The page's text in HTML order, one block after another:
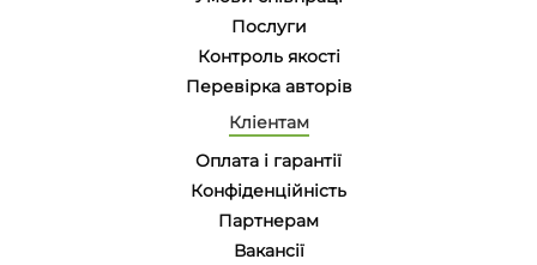
Послуги
Контроль якості
Перевірка авторів
Кліентам
Оплата і гарантії
Конфіденційність
Партнерам
Вакансії